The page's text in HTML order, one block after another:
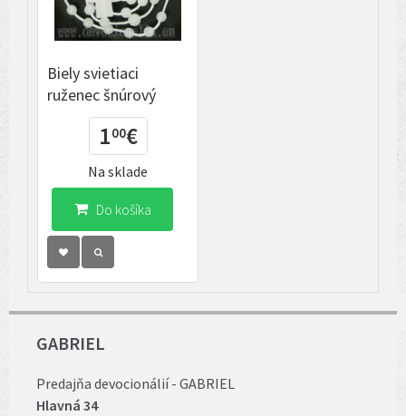
Biely svietiaci
ruženec šnúrový
100€
Do košíka
Na sklade
GABRIEL
Predajňa devocionálií - GABRIEL
Hlavná 34